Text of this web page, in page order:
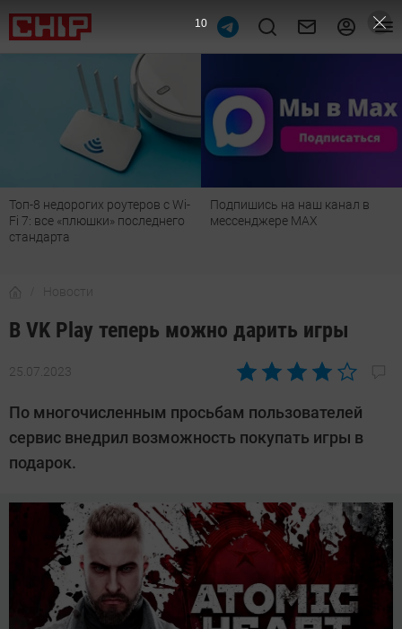
Топ-8 недорогих роутеров с Wi-
Fi 7: все «плюшки» последнего
стандарта
Подпишись на наш канал в
мессенджере МАХ
Новости
В VK Play теперь можно дарить игры
25.07.2023
Автор:
Довлатова
По многочисленным просьбам пользователей
сервис внедрил возможность покупать игры в
подарок.
9